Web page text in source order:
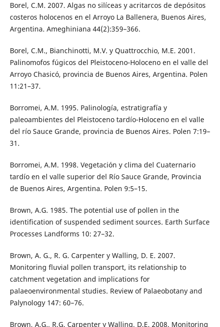
Borel, C.M. 2007. Algas no silíceas y acritarcos de depósitos
costeros holocenos en el Arroyo La Ballenera, Buenos Aires,
Argentina. Ameghiniana 44(2):359–366.
Borel, C.M., Bianchinotti, M.V. y Quattrocchio, M.E. 2001.
Palinomofos fúgicos del Pleistoceno-Holoceno en el valle del
Arroyo Chasicó, provincia de Buenos Aires, Argentina. Polen
11:21–37.
Borromei, A.M. 1995. Palinología, estratigrafía y
paleoambientes del Pleistoceno tardío-Holoceno en el valle
del río Sauce Grande, provincia de Buenos Aires. Polen 7:19–
31.
Borromei, A.M. 1998. Vegetación y clima del Cuaternario
tardío en el valle superior del Río Sauce Grande, Provincia
de Buenos Aires, Argentina. Polen 9:5–15.
Brown, A.G. 1985. The potential use of pollen in the
identification of suspended sediment sources. Earth Surface
Processes Landforms 10: 27–32.
Brown, A. G., R. G. Carpenter y Walling, D. E. 2007.
Monitoring fluvial pollen transport, its relationship to
catchment vegetation and implications for
palaeoenvironmental studies. Review of Palaeobotany and
Palynology 147: 60–76.
Brown, A.G., R.G. Carpenter y Walling, D.E. 2008. Monitoring